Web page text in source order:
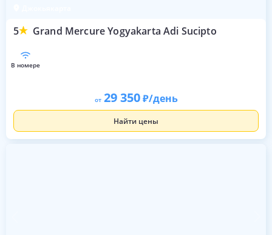
5 Grand Mercure Yogyakarta Adi Sucipto
в номере
от 29 350 /день
Найти цены